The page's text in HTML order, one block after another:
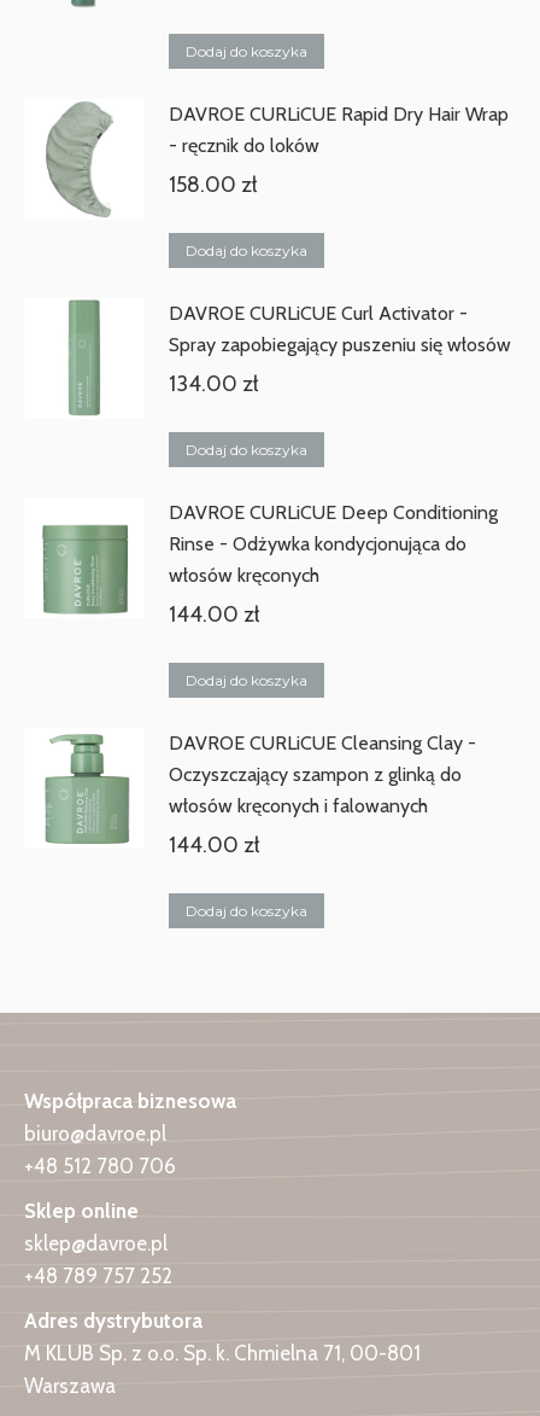
Dodaj do koszyka
DAVROE CURLiCUE Rapid Dry Hair Wrap
- ręcznik do loków
158.00 zł
Dodaj do koszyka
DAVROE CURLiCUE Curl Activator -
Spray zapobiegający puszeniu się włosów
134.00 zł
Dodaj do koszyka
DAVROE CURLiCUE Deep Conditioning
Rinse - Odżywka kondycjonująca do
włosów kręconych
144.00 zł
Dodaj do koszyka
DAVROE CURLiCUE Cleansing Clay -
Oczyszczający szampon z glinką do
włosów kręconych i falowanych
144.00 zł
Dodaj do koszyka
Współpraca biznesowa
biuro@davroe.pl
+48 512 780 706
Sklep online
sklep@davroe.pl
+48 789 757 252
Adres dystrybutora
M KLUB Sp. z o.o. Sp. k. Chmielna 71, 00-801
Warszawa